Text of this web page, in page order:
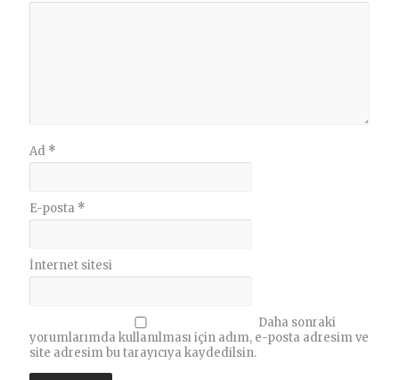
Ad *
E-posta *
İnternet sitesi
Daha sonraki
yorumlarımda kullanılması için adım, e-posta adresim ve
site adresim bu tarayıcıya kaydedilsin.